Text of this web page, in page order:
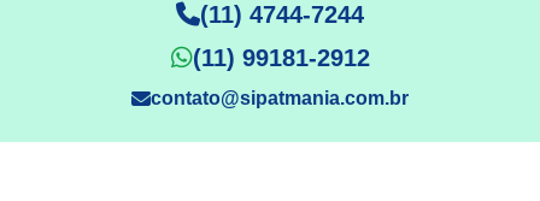
(11) 4744-7244
(11) 99181-2912
contato@sipatmania.com.br